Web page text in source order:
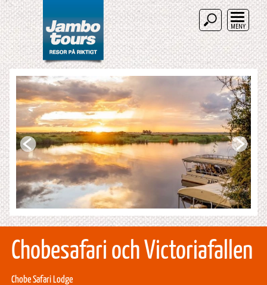
MENY
Chobesafari och Victoriafallen
Chobe Safari Lodge